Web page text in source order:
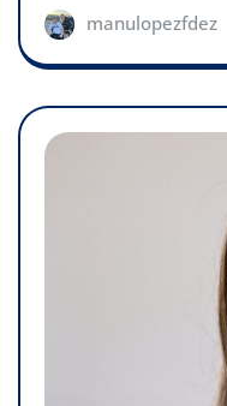
manulopezfdez